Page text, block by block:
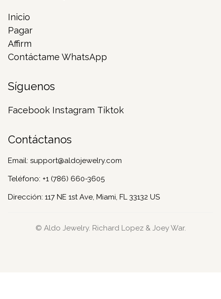
Inicio
Pagar
Affirm
Contáctame WhatsApp
Síguenos
Facebook Instagram Tiktok
Contáctanos
Email: support@aldojewelry.com
Teléfono: +1 (786) 660-3605
Dirección: 117 NE 1st Ave, Miami, FL 33132 US
© Aldo Jewelry. Richard Lopez & Joey War.